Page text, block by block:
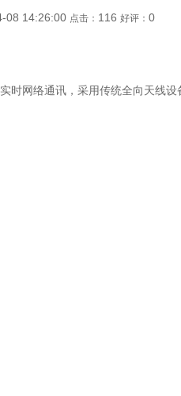
08 14:26:00 点击： 116 好评： 0
网络通讯，采用传统全向天线